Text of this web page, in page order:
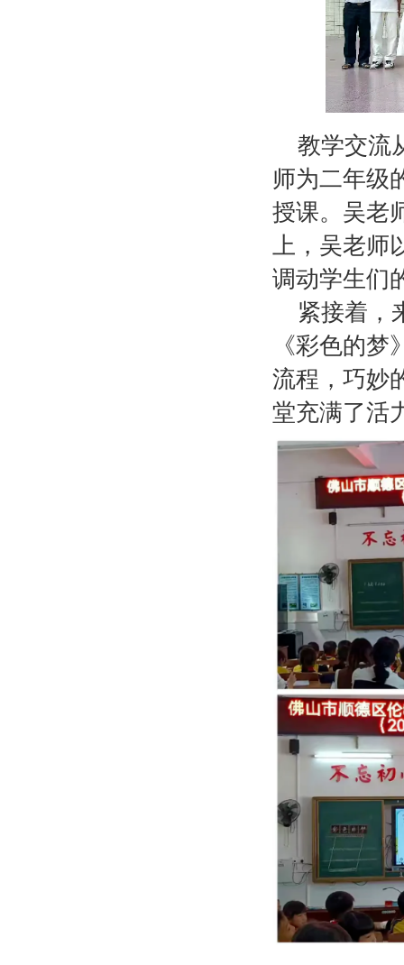
教学交流
师为二年级
授课。吴老
上，吴老师
调动学生们
紧接着，
《彩色的
流程，巧妙
堂充满了活